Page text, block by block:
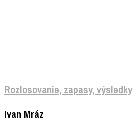
Rozlosovanie, zapasy, výsledky
Ivan Mráz